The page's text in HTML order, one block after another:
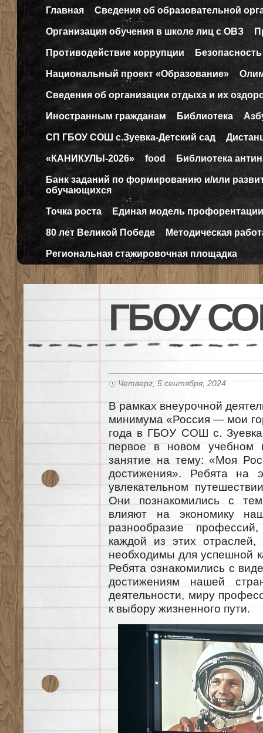
Главная Сведения об образовательной
Организация обучения в школе лиц с ОВЗ
Противодействие коррупции Безопасность
Национальный проект «Образование»
Сведения об организации отдыха и их
Иностранным гражданам Библиотека
СП ГБОУ СОШ с.Зуевка-Детский сад
«КАНИКУЛЫ-2026» food Библиотека
Банк заданий по формированию и/или
обучающихся
Точка роста Единая модель профорентации
80 лет Великой Победе Методическая
Региональная стажировочная площадка
ГБОУ
Четверг, 5 сентября, 2024
В рамках внеурочной
минимума «Россия — мои
года в ГБОУ СОШ с.
первое в новом учебном
занятие на тему: «Моя
достижения». Ребята на
увлекательном
Они познакомились с
влияют на экономику
разнообразие
каждой из этих
необходимы для успешной
Ребята ознакомились с
достижениям нашей
деятельности, миру
к выбору жизненного пути.